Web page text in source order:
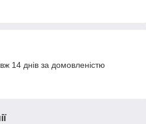
14 днів за домовленістю